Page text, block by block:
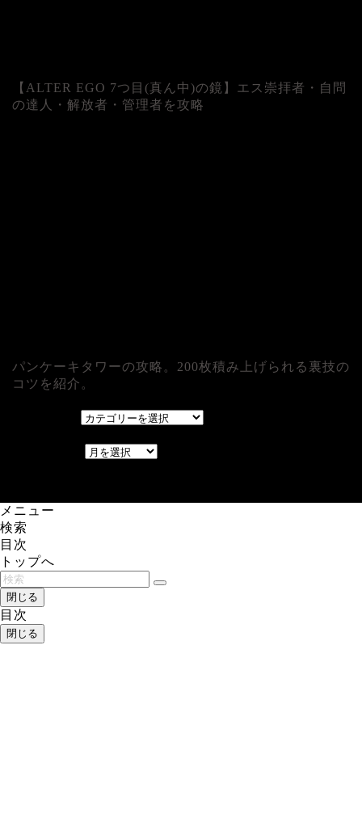
【ALTER EGO 7つ目(真ん中)の鏡】エス崇拝者・自問
の達人・解放者・管理者を攻略
パンケーキタワーの攻略。200枚積み上げられる裏技の
コツを紹介。
メニュー
検索
目次
トップへ
閉じる
目次
閉じる